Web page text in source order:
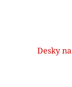
Desky